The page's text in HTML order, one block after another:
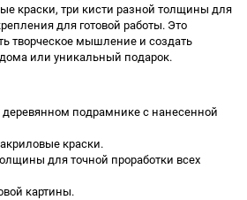
краски, три кисти разной толщины для
для готовой работы. Это
творческое мышление и создать
или уникальный подарок.
деревянном подрамнике с нанесенной
краски.
для точной проработки всех
картины.